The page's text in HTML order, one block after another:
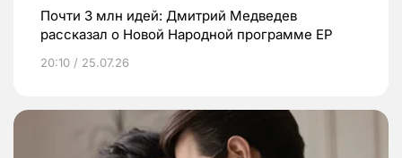
Почти 3 млн идей: Дмитрий Медведев
рассказал о Новой Народной программе ЕР
20:10 / 25.07.26